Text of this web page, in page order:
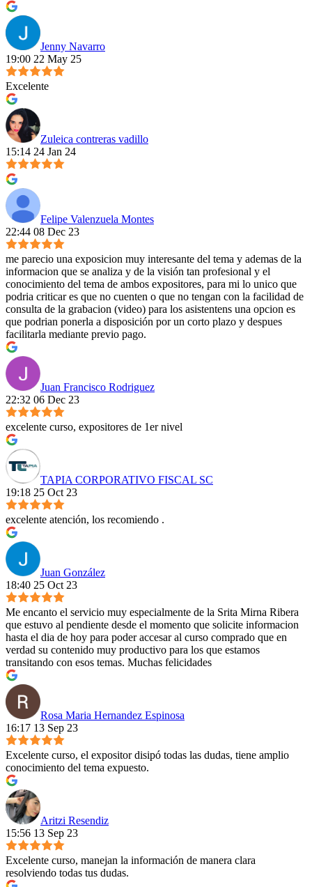
Jenny Navarro
19:00 22 May 25
Excelente
Zuleica contreras vadillo
15:14 24 Jan 24
Felipe Valenzuela Montes
22:44 08 Dec 23
me parecio una exposicion muy interesante del tema y ademas de la
informacion que se analiza y de la visión tan profesional y el
conocimiento del tema de ambos expositores, para mi lo unico que
podria criticar es que no cuenten o que no tengan con la facilidad de
consulta de la grabacion (video) para los asistentens una opcion es
que podrian ponerla a disposición por un corto plazo y despues
facilitarla mediante previo pago.
Juan Francisco Rodriguez
22:32 06 Dec 23
excelente curso, expositores de 1er nivel
TAPIA CORPORATIVO FISCAL SC
19:18 25 Oct 23
excelente atención, los recomiendo .
Juan González
18:40 25 Oct 23
Me encanto el servicio muy especialmente de la Srita Mirna Ribera
que estuvo al pendiente desde el momento que solicite informacion
hasta el dia de hoy para poder accesar al curso comprado que en
verdad su contenido muy productivo para los que estamos
transitando con esos temas. Muchas felicidades
Rosa Maria Hernandez Espinosa
16:17 13 Sep 23
Excelente curso, el expositor disipó todas las dudas, tiene amplio
conocimiento del tema expuesto.
Aritzi Resendiz
15:56 13 Sep 23
Excelente curso, manejan la información de manera clara
resolviendo todas tus dudas.